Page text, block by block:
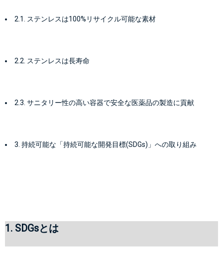
2.1. ステンレスは100%リサイクル可能な素材
2.2. ステンレスは長寿命
2.3. サニタリー性の高い容器で安全な医薬品の製造に貢献
3. 持続可能な「持続可能な開発目標(SDGs)」への取り組み
1. SDGsとは